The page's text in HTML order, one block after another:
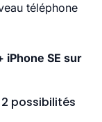
téléphone
iPhone SE sur
2 possibilités